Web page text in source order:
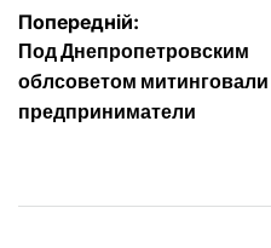
Навігація
записів
Попередній:
Под Днепропетровским
облсоветом митинговали
предприниматели